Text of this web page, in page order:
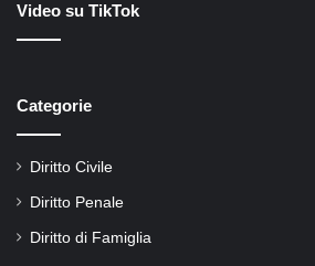
Video su TikTok
Categorie
Diritto Civile
Diritto Penale
Diritto di Famiglia